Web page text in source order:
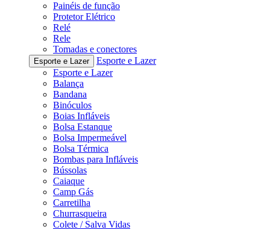
Painéis de função
Protetor Elétrico
Relé
Rele
Tomadas e conectores
Esporte e Lazer
Esporte e Lazer
Esporte e Lazer
Balança
Bandana
Binóculos
Boias Infláveis
Bolsa Estanque
Bolsa Impermeável
Bolsa Térmica
Bombas para Infláveis
Bússolas
Caiaque
Camp Gás
Carretilha
Churrasqueira
Colete / Salva Vidas